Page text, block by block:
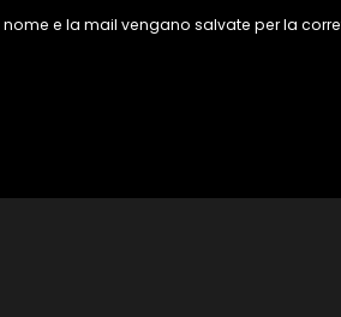
e la mail vengano salvate per la